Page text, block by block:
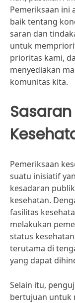
Pemeriksaan ini
baik tentang
saran dan
untuk
prioritas kami,
menyediakan
komunitas kita.
Pemeriksaan
suatu inisiatif
kesadaran
kesehatan.
fasilitas
melakukan
status
terutama di
yang dapat
Selain itu,
bertujuan untuk